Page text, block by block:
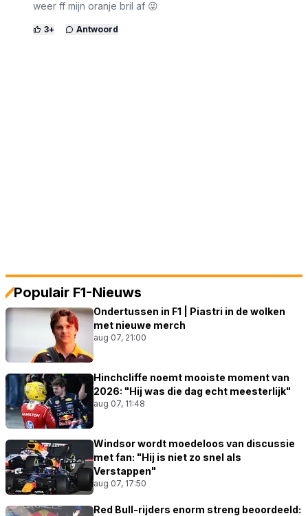
weer ff mijn oranje bril af 😜
3+ Antwoord
Populair F1-Nieuws
Ondertussen in F1 | Piastri in de wolken
met nieuwe merch
aug 07, 21:00
Hinchcliffe noemt mooiste moment van
2026: "Hij was die dag echt meesterlijk"
aug 07, 11:48
Windsor wordt moedeloos van discussie
met fan: "Hij is niet zo snel als
Verstappen"
aug 07, 17:50
Red Bull-rijders enorm streng beoordeeld: